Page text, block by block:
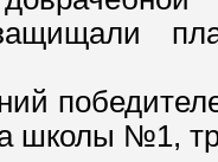
защищали
школы №1,